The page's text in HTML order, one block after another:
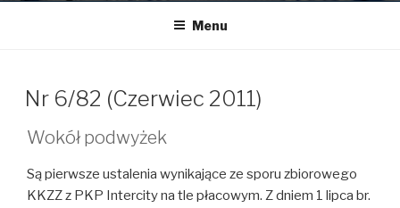
Menu
Nr 6/82 (Czerwiec 2011)
Wokół podwyżek
Są pierwsze ustalenia wynikające ze sporu zbiorowego
KKZZ z PKP Intercity na tle płacowym. Z dniem 1 lipca br.